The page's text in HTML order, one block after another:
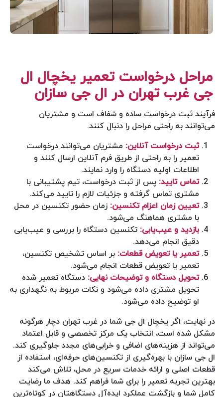
مراحل درخواست تعمیر یخچال ال
جی غرب تهران در ال جی سازان
فرآیند ثبت درخواست ساده و شفاف است و مشتریان
می‌توانند به راحتی مراحل را دنبال کنند.
ثبت درخواست آنلاین: مشتریان می‌توانند درخواست
تعمیر را به راحتی از طریق فرم آنلاین ارسال کنند و
اطلاعات اولیه دستگاه را وارد نمایند.
تماس تایید: پس از ثبت درخواست، تیم پشتیبانی با
مشتری تماس گرفته و جزئیات لازم را تایید می‌کند.
تعیین زمان اعزام تکنسین: زمان حضور تکنسین در محل
با مشتری هماهنگ می‌شود.
بازدید و عیب‌یابی: تکنسین دستگاه را بررسی و عیب‌یابی
دقیق انجام می‌دهد.
تعمیر یا تعویض قطعات: بر اساس تشخیص تکنسین،
تعمیر یا تعویض قطعات انجام می‌شود.
تحویل دستگاه و توضیحات نهایی: دستگاه تعمیر شده
تحویل مشتری داده می‌شود و نکات مربوط به نگهداری به
او توضیح داده می‌شود.
در نهایت، اگر یخچال ال جی شما در غرب تهران دچار هرگونه
مشکل شده است، انتخاب یک مرکز تخصصی و قابل اعتماد
می‌تواند از هزینه‌های اضافی و خرابی‌های مجدد جلوگیری کند.
ال جی سازان با بهره‌گیری از تکنسین‌های حرفه‌ای، استفاده از
قطعات اصلی و ارائه خدمات سریع در محل، تلاش می‌کند
بهترین تجربه تعمیر را برای شما فراهم کند. هدف ما رضایت
کامل شما و بازگشت عملکرد ایده‌آل دستگاهتان در کوتاه‌ترین